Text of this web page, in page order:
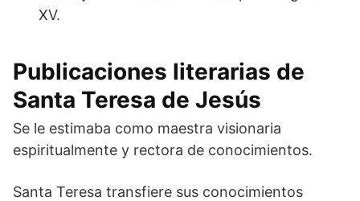
XV.
Publicaciones literarias de
Santa Teresa de Jesús
Se le estimaba como maestra visionaria
espiritualmente y rectora de conocimientos.
Santa Teresa transfiere sus conocimientos